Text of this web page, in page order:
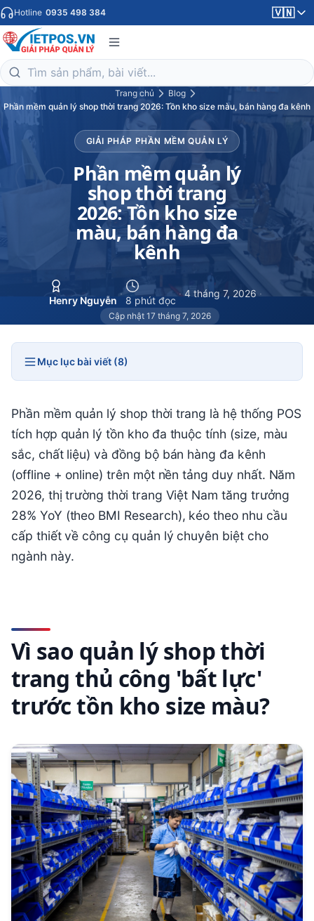
Hotline 0935 498 384 🇻🇳
Trang chủ
Blog
Phần mềm quản lý shop thời trang 2026: Tồn kho size màu, bán hàng đa kênh
GIẢI PHÁP PHẦN MỀM QUẢN LÝ
Phần mềm quản lý
shop thời trang
2026: Tồn kho size
màu, bán hàng đa
kênh
Henry Nguyễn
·
8 phút đọc
· 4 tháng 7, 2026 ·
Cập nhật 17 tháng 7, 2026
Mục lục bài viết (8)
Phần mềm quản lý shop thời trang là hệ thống POS
tích hợp quản lý tồn kho đa thuộc tính (size, màu
sắc, chất liệu) và đồng bộ bán hàng đa kênh
(offline + online) trên một nền tảng duy nhất. Năm
2026, thị trường thời trang Việt Nam tăng trưởng
28% YoY (theo BMI Research), kéo theo nhu cầu
cấp thiết về công cụ quản lý chuyên biệt cho
ngành này.
Vì sao quản lý shop thời
trang thủ công 'bất lực'
trước tồn kho size màu?